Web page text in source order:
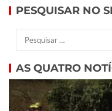
PESQUISAR NO
AS QUATRO